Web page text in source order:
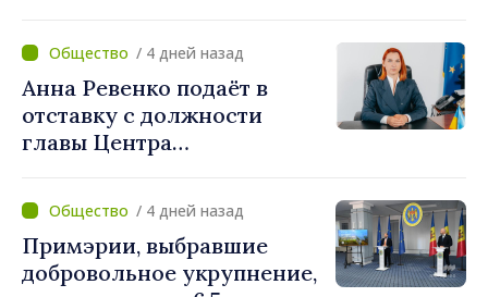
больницы. Людмила
Капчеля будет исполнять
обязанности директора
/ 4 дней назад
Анна Ревенко подаёт в
отставку с должности
главы Центра
коммуникации и
противодействия
дезинформации
/ 4 дней назад
Примэрии, выбравшие
добровольное укрупнение,